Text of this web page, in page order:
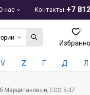
+7
нас Контакты
V Z Г Д Л
Марципановый, ЕСО 5-37